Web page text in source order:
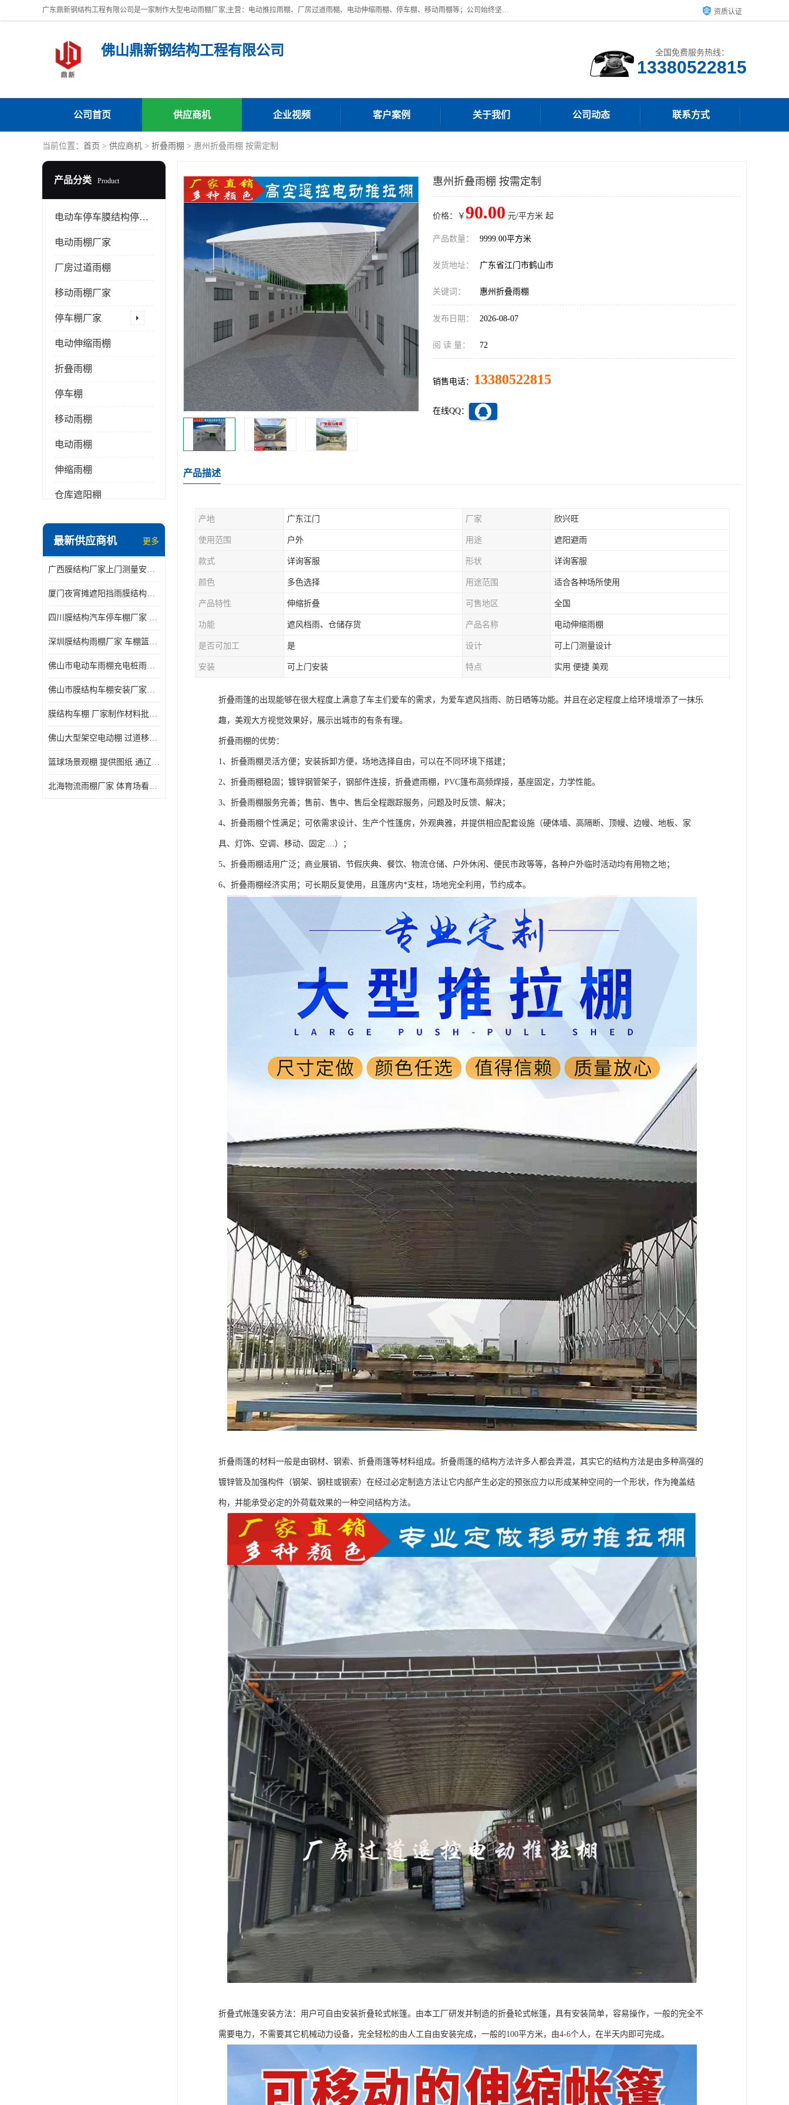
广东鼎新钢结构工程有限公司是一家制作大型电动雨棚厂家;主营：电动推拉雨棚、厂房过道雨棚、电动伸缩雨棚、停车棚、移动雨棚等；公司始终坚持结构创新,品质优越,美观形象,且售后服务好。公司充分吸纳当今休闲用品的前端技术和风格,为您带来质价相宜,时尚典雅的各种户外用品, 资质认证
佛山鼎新钢结构工程有限公司 全国免费服务热线：
13380522815
公司首页 供应商机 企业视频 客户案例 关于我们 公司动态 联系方式
当前位置： 首页 > 供应商机 > 折叠雨棚 > 惠州折叠雨棚 按需定制
产品分类 Product
电动车停车膜结构停车棚
电动雨棚厂家
厂房过道雨棚
移动雨棚厂家
停车棚厂家
电动伸缩雨棚
折叠雨棚
停车棚
移动雨棚
电动雨棚
伸缩雨棚
仓库遮阳棚
电动推拉雨棚
膜结构停景观棚
最新供应商机 更多
广西膜结构厂家上门测量安装发货，厂家发货没有差价
厦门夜宵摊遮阳挡雨膜结构雨棚设计 上门测量 款式多
四川膜结构汽车停车棚厂家 款式多 提供报价
深圳膜结构雨棚厂家 车棚篮球场体育看台 规格多样
佛山市电动车雨棚充电桩雨棚小区电动车棚
佛山市膜结构车棚安装厂家发货安装
膜结构车棚 厂家制作材料批发安装一体式工厂
佛山大型架空电动棚 过道移动雨蓬 屋轨道悬空棚免费测量
篮球场景观棚 提供图纸 通辽膜结构厂家
北海物流雨棚厂家 体育场看台雨棚 价格优惠
惠州折叠雨棚 按需定制
价格：￥ 90.00 元/平方米 起
产品数量： 9999.00平方米
发货地址： 广东省江门市鹤山市
关键词： 惠州折叠雨棚
发布日期： 2026-08-07
阅 读 量： 72
销售电话： 13380522815
在线QQ：
产品描述
产地 广东江门 厂家 欣兴旺
使用范围 户外 用途 遮阳避雨
款式 详询客服 形状 详询客服
颜色 多色选择 用途范围 适合各种场所使用
产品特性 伸缩折叠 可售地区 全国
功能 遮风档雨、仓储存货 产品名称 电动伸缩雨棚
是否可加工 是 设计 可上门测量设计
安装 可上门安装 特点 实用 便捷 美观
折叠雨篷的出现能够在很大程度上满意了车主们爱车的需求，为爱车遮风挡雨、防日晒等功能。并且在必定程度上给环境增添了一抹乐
趣，美观大方视觉效果好，展示出城市的有条有理。
折叠雨棚的优势：
1、折叠雨棚灵活方便；安装拆卸方便，场地选择自由，可以在不同环境下搭建；
2、折叠雨棚稳固；镀锌钢管架子，钢部件连接，折叠遮雨棚，PVC篷布高频焊接，基座固定，力学性能。
3、折叠雨棚服务完善；售前、售中、售后全程跟踪服务，问题及时反馈、解决；
4、折叠雨棚个性满足；可依需求设计、生产个性篷房，外观典雅，并提供相应配套设施（硬体墙、高隔断、顶幔、边幔、地板、家
具、灯饰、空调、移动、固定....）；
5、折叠雨棚适用广泛；商业展销、节假庆典、餐饮、物流仓储、户外休闲、便民市政等等，各种户外临时活动均有用物之地；
6、折叠雨棚经济实用；可长期反复使用，且篷房内*支柱，场地完全利用，节约成本。
折叠雨篷的材料一般是由钢材、钢索、折叠雨篷等材料组成。折叠雨篷的结构方法许多人都会弄混，其实它的结构方法是由多种高强的
镀锌管及加强构件（钢架、钢柱或钢索）在经过必定制造方法让它内部产生必定的预张应力以形成某种空间的一个形状，作为掩盖结
构，并能承受必定的外荷载效果的一种空间结构方法。
折叠式帐篷安装方法：用户可自由安装折叠轮式帐篷。由本工厂研发并制造的折叠轮式帐篷，具有安装简单，容易操作，一般的完全不
需要电力，不需要其它机械动力设备，完全轻松的由人工自由安装完成，一般的100平方米，由4-6个人，在半天内即可完成。